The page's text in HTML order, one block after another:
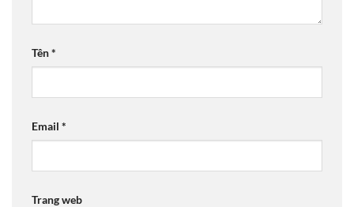
Tên*
Email *
Trang web